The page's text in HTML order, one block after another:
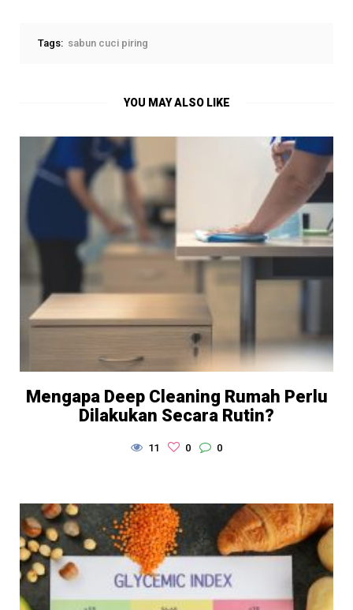
Tags: sabun cuci piring
YOU MAY ALSO LIKE
Mengapa Deep Cleaning Rumah Perlu
Dilakukan Secara Rutin?
11 0 0